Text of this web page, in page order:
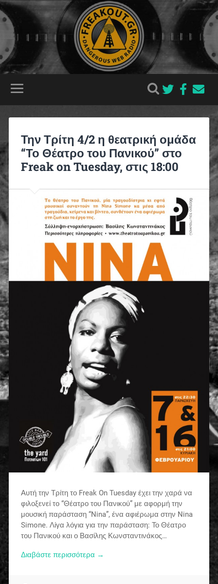
Την Τρίτη 4/2 η θεατρική ομάδα
“Το Θέατρο του Πανικού” στο
Freak on Tuesday, στις 18:00
Αυτή την Τρίτη το Freak On Tuesday έχει την χαρά να
φιλοξενεί το “Θέατρο του Πανικού” με αφορμή την
μουσική παράσταση “Nina”, ένα αφιέρωμα στην Nina
Simone. Λίγα λόγια για την παράσταση: Το Θέατρο
του Πανικού και ο Βασίλης Κωνσταντινάκος…
Διαβάστε περισσότερα →